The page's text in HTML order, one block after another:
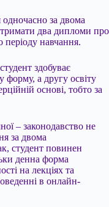
одночасно за двома
два дипломи про
періоду навчання.
здобуває
форму, а другу освіту
основі, тобто за
– законодавство не
за двома
студент повинен
денна форма
на лекціях та
в онлайн-